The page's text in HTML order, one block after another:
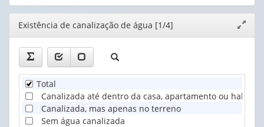
Editor
janela
Existência de canalização de água [1/4]
Total
Canalizada até dentro da casa, apartamento ou
Canalizada, mas apenas no terreno
Sem água canalizada